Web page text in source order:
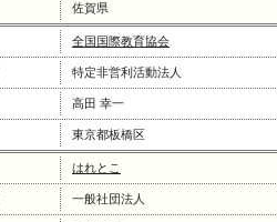
佐賀県
全国国際教育協会
特定非営利活動法人
高田 幸一
東京都板橋区
はれとこ
一般社団法人